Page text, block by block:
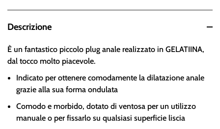
Descrizione
È un fantastico piccolo plug anale realizzato in GELATIINA,
dal tocco molto piacevole.
Indicato per ottenere comodamente la dilatazione anale
grazie alla sua forma ondulata
Comodo e morbido, dotato di ventosa per un utilizzo
manuale o per fissarlo su qualsiasi superficie liscia